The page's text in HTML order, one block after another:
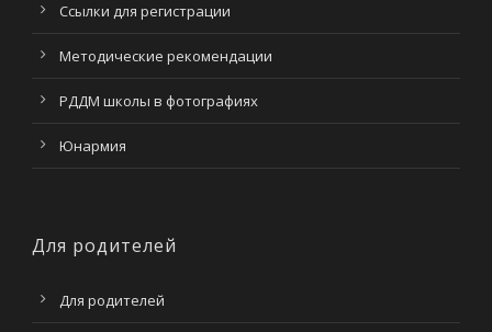
Ссылки для регистрации
Методические рекомендации
РДДМ школы в фотографиях
Юнармия
Для родителей
Для родителей